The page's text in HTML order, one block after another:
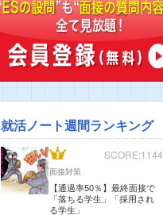
就活ノート週間ランキング
SCORE:1144
面接対策
【通過率50％】最終面接で
「落ちる学生」「採用され
る学生」